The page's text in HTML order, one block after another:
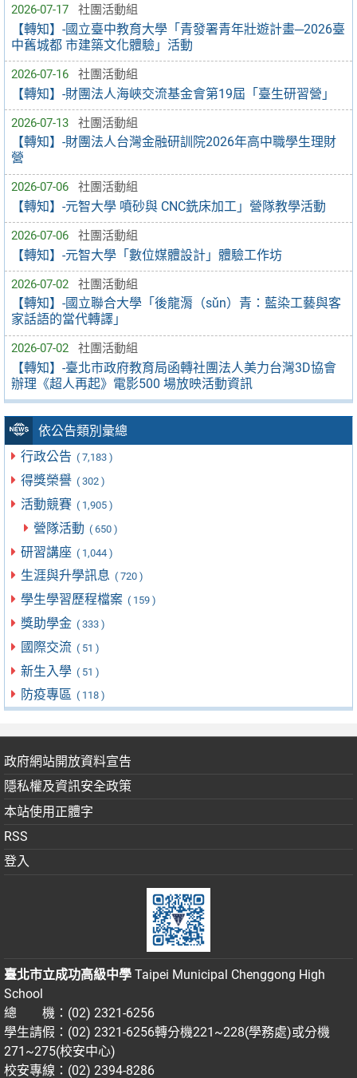
2026-07-17 社團活動組
【轉知】-國立臺中教育大學「青發署青年壯遊計畫─2026臺
中舊城都 市建築文化體驗」活動
2026-07-16 社團活動組
【轉知】-財團法人海峽交流基金會第19屆「臺生研習營」
2026-07-13 社團活動組
【轉知】-財團法人台灣金融研訓院2026年高中職學生理財
營
2026-07-06 社團活動組
【轉知】-元智大學 噴砂與 CNC銑床加工」營隊教學活動
2026-07-06 社團活動組
【轉知】-元智大學「數位媒體設計」體驗工作坊
2026-07-02 社團活動組
【轉知】-國立聯合大學「後龍漘（sǔn）青：藍染工藝與客
家話語的當代轉譯」
2026-07-02 社團活動組
【轉知】-臺北市政府教育局函轉社團法人美力台灣3D協會
辦理《超人再起》電影500 場放映活動資訊
依公告類別彙總
行政公告 ( 7,183 )
得獎榮譽 ( 302 )
活動競賽 ( 1,905 )
營隊活動 ( 650 )
研習講座 ( 1,044 )
生涯與升學訊息 ( 720 )
學生學習歷程檔案 ( 159 )
獎助學金 ( 333 )
國際交流 ( 51 )
新生入學 ( 51 )
防疫專區 ( 118 )
政府網站開放資料宣告
隱私權及資訊安全政策
本站使用正體字
RSS
登入
臺北市立成功高級中學 Taipei Municipal Chenggong High
School
總 機：(02) 2321-6256
學生請假：(02) 2321-6256轉分機221~228(學務處)或分機
271~275(校安中心)
校安專線：(02) 2394-8286